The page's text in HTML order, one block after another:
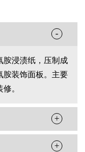
-
胺浸渍纸，压制成
胺装饰面板。主要
。
+
+